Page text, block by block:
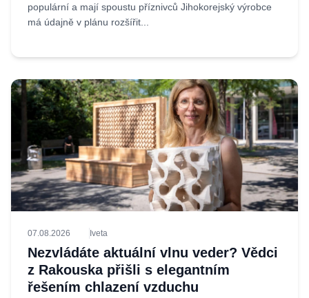
populární a mají spoustu příznivců Jihokorejský výrobce
má údajně v plánu rozšířit...
07.08.2026 Iveta
Nezvládáte aktuální vlnu veder? Vědci
z Rakouska přišli s elegantním
řešením chlazení vzduchu